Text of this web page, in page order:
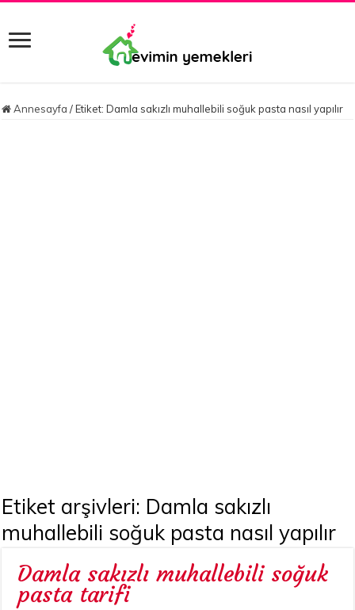
Annesayfa / Etiket:Damla sakızlı muhallebili soğuk pasta nasıl yapılır
Etiket arşivleri: Damla sakızlı
muhallebili soğuk pasta nasıl yapılır
Damla sakızlı muhallebili soğuk
pasta tarifi